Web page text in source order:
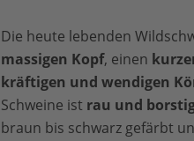
Die heute lebenden
massigen Kopf, einen
kräftigen und wendigen
Schweine ist rau und
braun bis schwarz gefärbt